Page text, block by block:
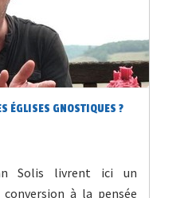
ÉGLISES GNOSTIQUES ?
Solis livrent ici un
à la pensée